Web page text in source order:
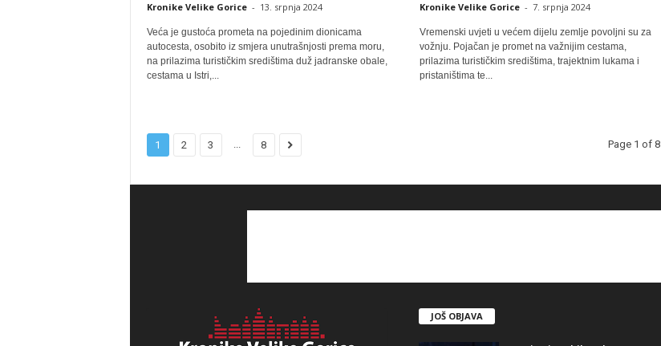
Kronike Velike Gorice - 13. srpnja 2024
Veća je gustoća prometa na pojedinim dionicama
autocesta, osobito iz smjera unutrašnjosti prema moru,
na prilazima turističkim središtima duž jadranske obale,
cestama u Istri,...
Kronike Velike Gorice - 7. srpnja 2024
Vremenski uvjeti u većem dijelu zemlje povoljni su za
vožnju. Pojačan je promet na važnijim cestama,
prilazima turističkim središtima, trajektnim lukama i
pristaništima te...
1 2 3 ... 8 Page 1 of 8
JOŠ OBJAVA